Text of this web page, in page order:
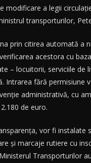
modificare a legii
transporturilor,
prin citirea automată a
acestora cu
– locuitorii, serviciile de
Intrarea fără permisiune
administrativă, cu
de euro.
vor fi instalate
și marcaje rutiere cu
Transporturilor